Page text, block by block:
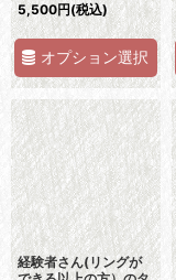
5,500円(税込)
オプション選択
経験者さん(リングが